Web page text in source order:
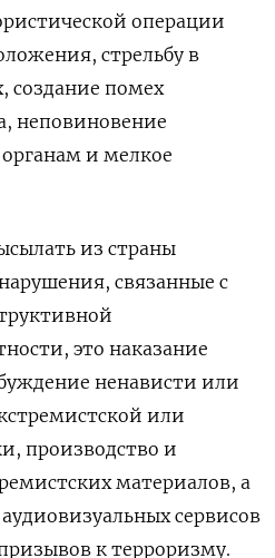
операции
стрельбу в
создание помех
неповиновение
и мелкое
из страны
связанные с
это наказание
ненависти или
или
производство и
материалов, а
сервисов
к терроризму.